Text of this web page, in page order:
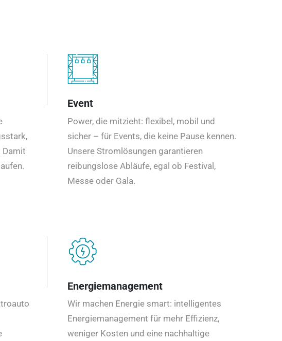
Damit
Event
Power, die mitzieht: flexibel, mobil und
sicher – für Events, die keine Pause kennen.
Unsere Stromlösungen garantieren
reibungslose Abläufe, egal ob Festival,
Messe oder Gala.
Energiemanagement
Wir machen Energie smart: intelligentes
Energiemanagement für mehr Effizienz,
weniger Kosten und eine nachhaltige